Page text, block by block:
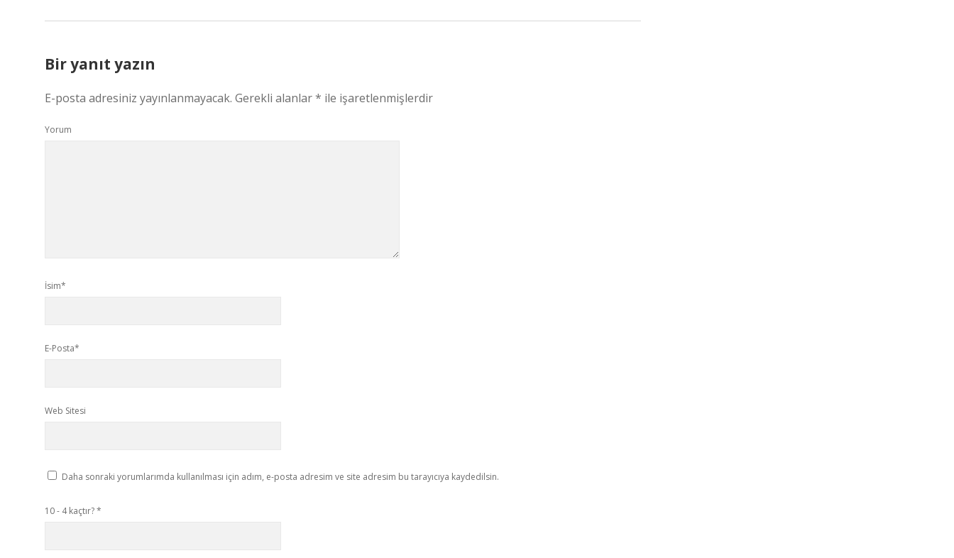
Bir yanıt yazın
E-posta adresiniz yayınlanmayacak. Gerekli alanlar* ile işaretlenmişlerdir
Yorum
İsim*
E-Posta*
Web Sitesi
Daha sonraki yorumlarımda kullanılması için adım, e-posta adresim ve site adresim bu tarayıcıya kaydedilsin.
10 - 4 kaçtır?*